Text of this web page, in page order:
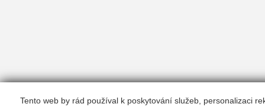
Tento web by rád používal k poskytování služeb, personalizaci